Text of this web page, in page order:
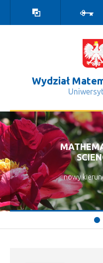
kontrastowa
Wydział
Wydarzenia -
nowy